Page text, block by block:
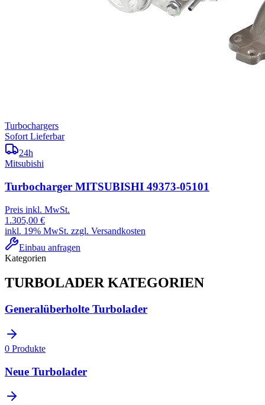
Turbochargers
Sofort Lieferbar
24h
Mitsubishi
Turbocharger MITSUBISHI 49373-05101
Preis inkl. MwSt.
1.305,00 €
inkl. 19% MwSt. zzgl. Versandkosten
Einbau anfragen
Kategorien
TURBOLADERKATEGORIEN
Generalüberholte Turbolader
0 Produkte
Neue Turbolader